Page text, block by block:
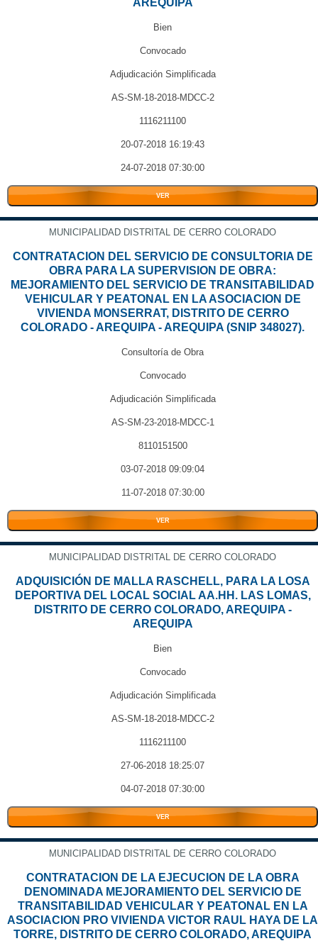
AREQUIPA
Bien
Convocado
Adjudicación Simplificada
AS-SM-18-2018-MDCC-2
1116211100
20-07-2018 16:19:43
24-07-2018 07:30:00
VER
MUNICIPALIDAD DISTRITAL DE CERRO COLORADO
CONTRATACION DEL SERVICIO DE CONSULTORIA DE
OBRA PARA LA SUPERVISION DE OBRA:
MEJORAMIENTO DEL SERVICIO DE TRANSITABILIDAD
VEHICULAR Y PEATONAL EN LA ASOCIACION DE
VIVIENDA MONSERRAT, DISTRITO DE CERRO
COLORADO - AREQUIPA - AREQUIPA (SNIP 348027).
Consultoría de Obra
Convocado
Adjudicación Simplificada
AS-SM-23-2018-MDCC-1
8110151500
03-07-2018 09:09:04
11-07-2018 07:30:00
VER
MUNICIPALIDAD DISTRITAL DE CERRO COLORADO
ADQUISICIÓN DE MALLA RASCHELL, PARA LA LOSA
DEPORTIVA DEL LOCAL SOCIAL AA.HH. LAS LOMAS,
DISTRITO DE CERRO COLORADO, AREQUIPA -
AREQUIPA
Bien
Convocado
Adjudicación Simplificada
AS-SM-18-2018-MDCC-2
1116211100
27-06-2018 18:25:07
04-07-2018 07:30:00
VER
MUNICIPALIDAD DISTRITAL DE CERRO COLORADO
CONTRATACION DE LA EJECUCION DE LA OBRA
DENOMINADA MEJORAMIENTO DEL SERVICIO DE
TRANSITABILIDAD VEHICULAR Y PEATONAL EN LA
ASOCIACION PRO VIVIENDA VICTOR RAUL HAYA DE LA
TORRE, DISTRITO DE CERRO COLORADO, AREQUIPA